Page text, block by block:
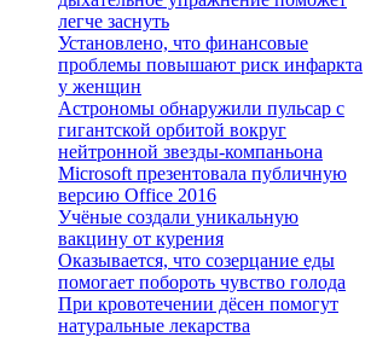
легче заснуть
Установлено, что финансовые
проблемы повышают риск инфаркта
у женщин
Астрономы обнаружили пульсар с
гигантской орбитой вокруг
нейтронной звезды-компаньона
Microsoft презентовала публичную
версию Office 2016
Учёные создали уникальную
вакцину от курения
Оказывается, что созерцание еды
помогает побороть чувство голода
При кровотечении дёсен помогут
натуральные лекарства